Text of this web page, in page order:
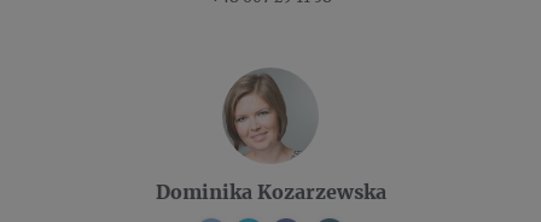
Dominika Kozarzewska